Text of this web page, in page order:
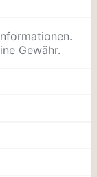
Gewähr.